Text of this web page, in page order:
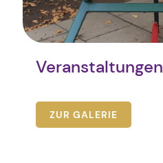
Veranstaltungen
ZUR GALERIE